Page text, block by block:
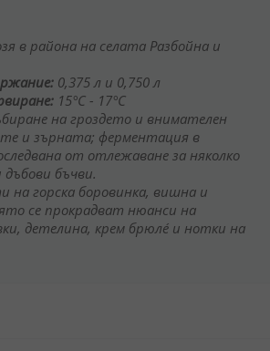
в района на селата Разбойна и
0,375 л и 0,750 л
15°C - 17°C
на гроздето и внимателен
и зърната; ферментация в
от отлежаване за няколко
дъбови бъчви.
на горска боровинка, вишна и
се прокрадват нюанси на
детелина, крем брюлé и нотки на